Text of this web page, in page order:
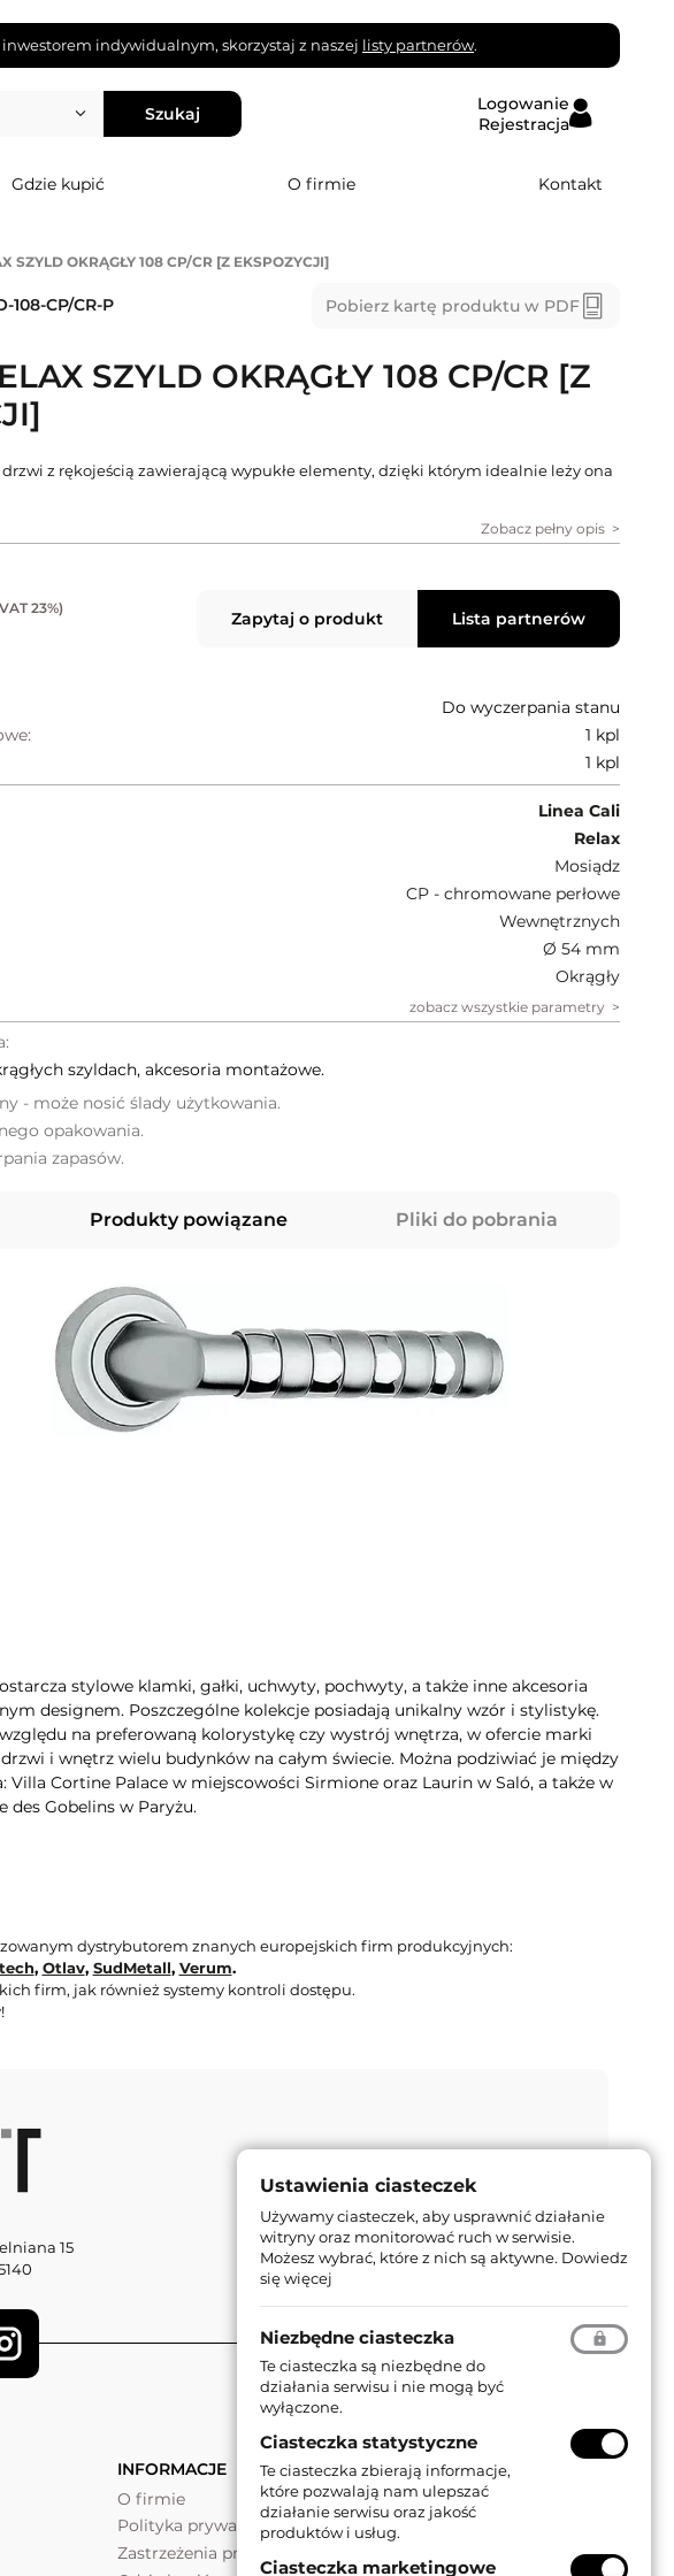
indywidualnym, skorzystaj z naszej listy partnerów.
Szukaj
Logowanie
Rejestracja
Gdzie kupić O firmie Kontakt
SZYLD OKRĄGŁY 108 CP/CR [Z EKSPOZYCJI]
108-CP/CR-P Pobierz kartę produktu w PDF
SZYLD OKRĄGŁY 108 CP/CR [Z
z rękojeścią zawierającą wypukłe elementy, dzięki którym idealnie leży ona
Zobacz pełny opis
23%)
Zapytaj o produkt Lista partnerów
Do wyczerpania stanu
1 kpl
1 kpl
Linea Cali
Relax
Mosiądz
CP - chromowane perłowe
Wewnętrznych
Ø 54 mm
Okrągły
zobacz wszystkie parametry
szyldach, akcesoria montażowe.
- może nosić ślady użytkowania.
opakowania.
zapasów.
Produkty powiązane Pliki do pobrania
stylowe klamki, gałki, uchwyty, pochwyty, a także inne akcesoria
designem. Poszczególne kolekcje posiadają unikalny wzór i stylistykę.
na preferowaną kolorystykę czy wystrój wnętrza, w ofercie marki
i wnętrz wielu budynków na całym świecie. Można podziwiać je między
Cortine Palace w miejscowości Sirmione oraz Laurin w Saló, a także w
Gobelins w Paryżu.
dystrybutorem znanych europejskich firm produkcyjnych:
, Otlav, SudMetall, Verum.
firm, jak również systemy kontroli dostępu.
15
INFORMACJE
O firmie
Polityka prywatności
Zastrzeżenia prawne
Ustawienia ciasteczek
Używamy ciasteczek, aby usprawnić działanie
witryny oraz monitorować ruch w serwisie.
Możesz wybrać, które z nich są aktywne. Dowiedz
się więcej
Niezbędne ciasteczka
Te ciasteczka są niezbędne do
działania serwisu i nie mogą być
wyłączone.
Ciasteczka statystyczne
Te ciasteczka zbierają informacje,
które pozwalają nam ulepszać
działanie serwisu oraz jakość
produktów i usług.
Ciasteczka marketingowe